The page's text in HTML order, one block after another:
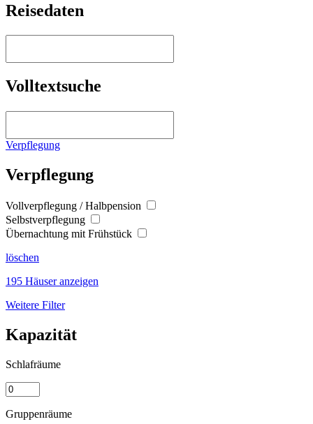
Reisedaten
Volltextsuche
Verpflegung
Verpflegung
Vollverpflegung / Halbpension
Selbstverpflegung
Übernachtung mit Frühstück
löschen
195 Häuser anzeigen
Weitere Filter
Kapazität
Schlafräume
Gruppenräume